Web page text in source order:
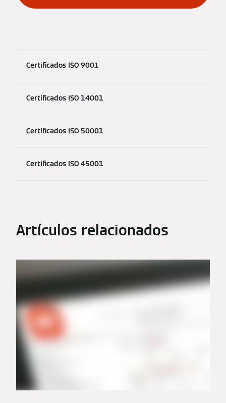
Certificados ISO 9001
Certificados ISO 14001
Certificados ISO 50001
Certificados ISO 45001
Artículos relacionados